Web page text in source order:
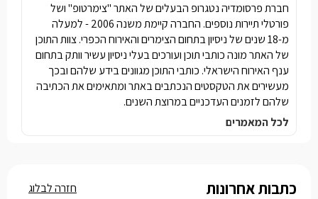
חברת פרסומדיה נטגרופ הבעלים של האתר "צימרטופ" ושל
פורטלי תיירות נוספים. החברה קיימת משנה 2006 - למעלה
מ-18 שנים של ניסיון בתחום הצימרים והאירוח הכפרי. צוות התוכן
של האתר מונה כותבי תוכן ועורכים בעלי ניסיון עשיר וותק בתחום
ענף האירוח הישראלי. כותבי התוכן מגוונים בידע שלהם ובכך
מעשירים את הטקסטים הנכתבים באתר ומתאימים את הכתיבה
שלהם לזמנים העדכניים במרוצת השנים.
לכל המאמרים
כתבות אחרונות חזרה לבלוג